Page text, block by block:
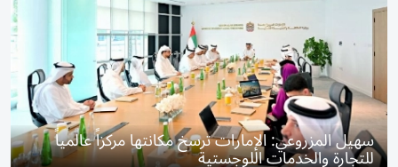
سهيل المزروعي: الإمارات ترسخ مكانتها مركزاً عالمياً
للتجارة والخدمات اللوجستية